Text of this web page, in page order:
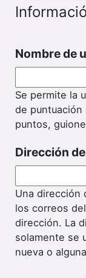
Nombre de
Se permite la
de
puntos,
Dirección
Una dirección
los correos
dirección. La
solamente se
nueva o